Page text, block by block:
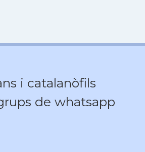
i catalanòfils
de whatsapp